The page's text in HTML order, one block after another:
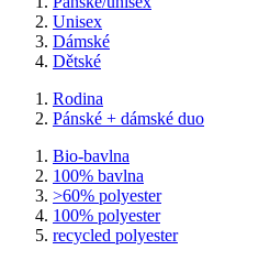
Unisex
Dámské
Dětské
Rodina
Pánské + dámské duo
Bio-bavlna
100% bavlna
>60% polyester
100% polyester
recycled polyester